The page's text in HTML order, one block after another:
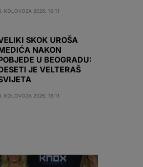
KOLOVOZA 2026. 10:11
SKOK UROŠA
NAKON
U BEOGRADU:
JE VELTERAŠ
KOLOVOZA 2026. 16:11